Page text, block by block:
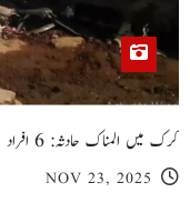
کرک میں المناک حادثہ: 6 افراد جاں بحق، متعدد زخمی
NOV 23, 2025